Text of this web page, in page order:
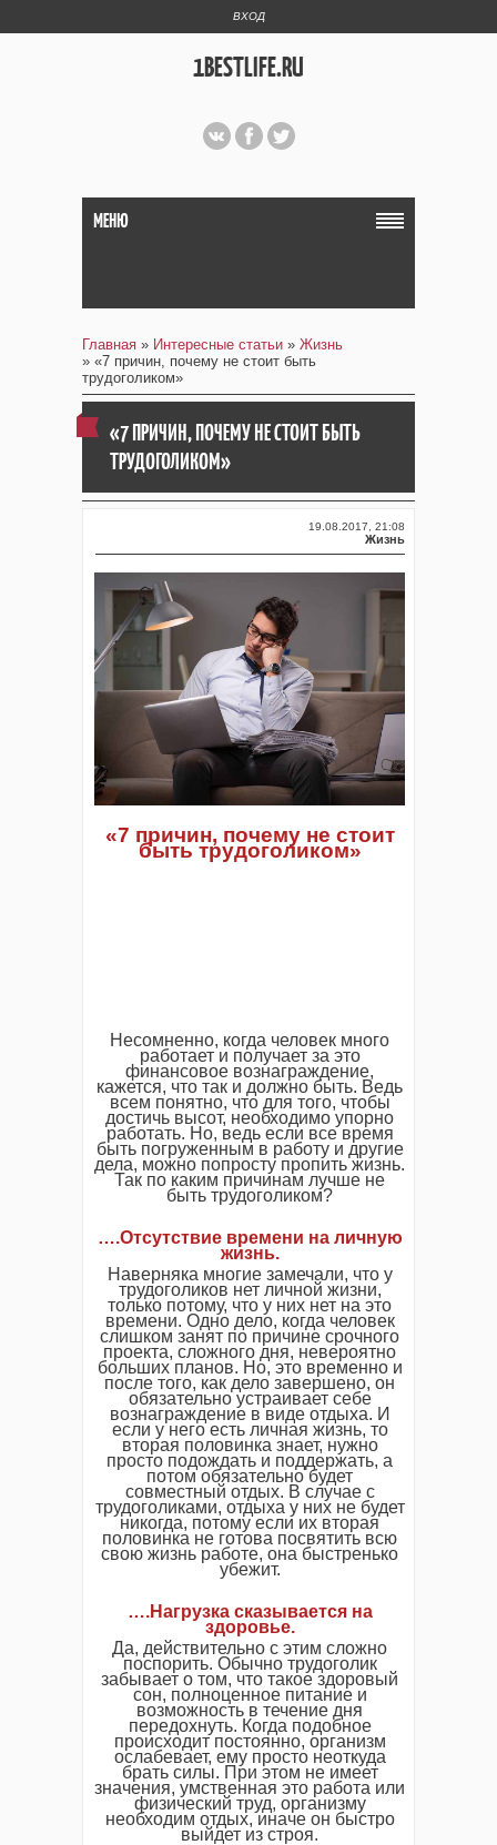
ВХОД
1BESTLIFE.RU
МЕНЮ
Главная » Интересные статьи » Жизнь
» «7 причин, почему не стоит быть
трудоголиком»
«7 ПРИЧИН, ПОЧЕМУ НЕ СТОИТ БЫТЬ
ТРУДОГОЛИКОМ»
19.08.2017, 21:08
Жизнь
«7 причин, почему не стоит
быть трудоголиком»
Несомненно, когда человек много
работает и получает за это
финансовое вознаграждение,
кажется, что так и должно быть. Ведь
всем понятно, что для того, чтобы
достичь высот, необходимо упорно
работать. Но, ведь если все время
быть погруженным в работу и другие
дела, можно попросту пропить жизнь.
Так по каким причинам лучше не
быть трудоголиком?
….Отсутствие времени на личную
жизнь.
Наверняка многие замечали, что у
трудоголиков нет личной жизни,
только потому, что у них нет на это
времени. Одно дело, когда человек
слишком занят по причине срочного
проекта, сложного дня, невероятно
больших планов. Но, это временно и
после того, как дело завершено, он
обязательно устраивает себе
вознаграждение в виде отдыха. И
если у него есть личная жизнь, то
вторая половинка знает, нужно
просто подождать и поддержать, а
потом обязательно будет
совместный отдых. В случае с
трудоголиками, отдыха у них не будет
никогда, потому если их вторая
половинка не готова посвятить всю
свою жизнь работе, она быстренько
убежит.
….Нагрузка сказывается на
здоровье.
Да, действительно с этим сложно
поспорить. Обычно трудоголик
забывает о том, что такое здоровый
сон, полноценное питание и
возможность в течение дня
передохнуть. Когда подобное
происходит постоянно, организм
ослабевает, ему просто неоткуда
брать силы. При этом не имеет
значения, умственная это работа или
физический труд, организму
необходим отдых, иначе он быстро
выйдет из строя.